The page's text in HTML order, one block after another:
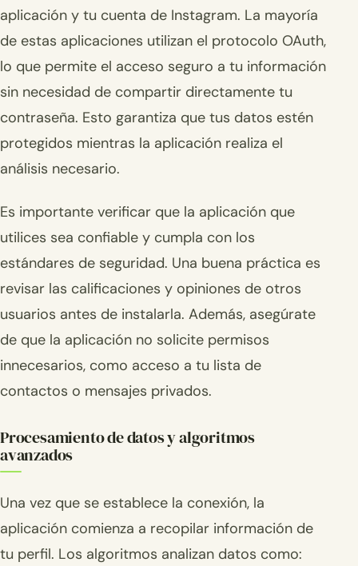
aplicación y tu cuenta de Instagram. La mayoría
de estas aplicaciones utilizan el protocolo OAuth,
lo que permite el acceso seguro a tu información
sin necesidad de compartir directamente tu
contraseña. Esto garantiza que tus datos estén
protegidos mientras la aplicación realiza el
análisis necesario.
Es importante verificar que la aplicación que
utilices sea confiable y cumpla con los
estándares de seguridad. Una buena práctica es
revisar las calificaciones y opiniones de otros
usuarios antes de instalarla. Además, asegúrate
de que la aplicación no solicite permisos
innecesarios, como acceso a tu lista de
contactos o mensajes privados.
Procesamiento de datos y algoritmos
avanzados
Una vez que se establece la conexión, la
aplicación comienza a recopilar información de
tu perfil. Los algoritmos analizan datos como: